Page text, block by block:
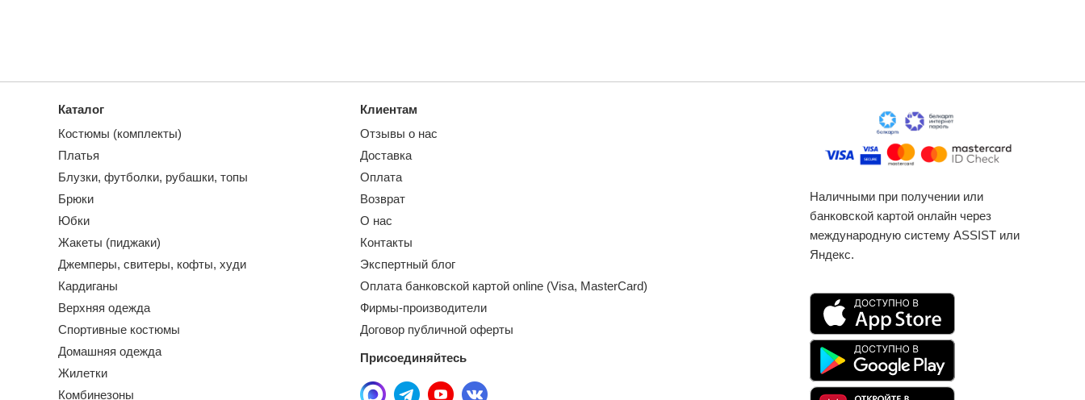
Каталог
Костюмы (комплекты)
Платья
Блузки, футболки, рубашки, топы
Брюки
Юбки
Жакеты (пиджаки)
Джемперы, свитеры, кофты, худи
Кардиганы
Верхняя одежда
Спортивные костюмы
Домашняя одежда
Жилетки
Комбинезоны
Клиентам
Отзывы о нас
Доставка
Оплата
Возврат
О нас
Контакты
Экспертный блог
Оплата банковской картой online (Visa, MasterCard)
Фирмы-производители
Договор публичной оферты
Присоединяйтесь
Наличными при получении или
банковской картой онлайн через
международную систему ASSIST или
Яндекс.